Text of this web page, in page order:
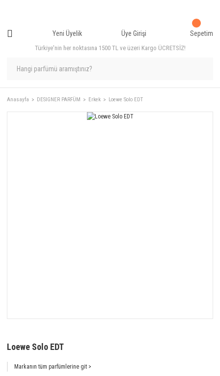
Türkiye'nin her noktasına 1500 TL ve üzeri Kargo ÜCRETSİZ!
Yeni Üyelik Üye Girişi Sepetim
Anasayfa DESIGNER PARFÜM Erkek Loewe Solo EDT
Loewe Solo EDT
Markanın tüm parfümlerine git >